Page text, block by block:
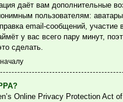
даёт вам дополнительные
пользователям:
email-сообщений, участие
у вас всего пару минут,
сделать.
Online Privacy Protection Act